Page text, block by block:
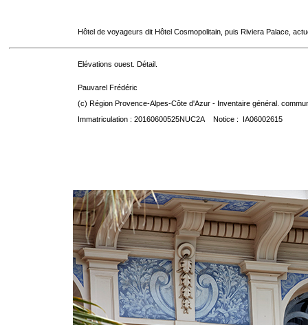
Hôtel de voyageurs dit Hôtel Cosmopolitain, puis Riviera Palace,
Elévations ouest. Détail.
Pauvarel Frédéric
(c) Région Provence-Alpes-Côte d'Azur - Inventaire général.
Immatriculation : 20160600525NUC2A Notice : IA06002615